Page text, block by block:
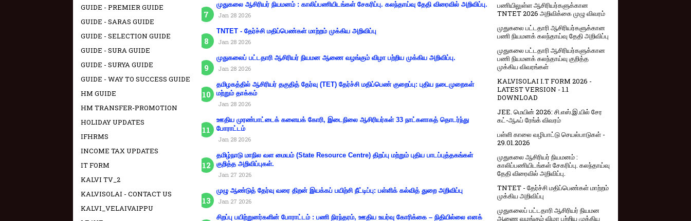
முதுகலை ஆசிரியர் நியமனம் : காலிப்பணியிடங்கள் சேகரிப்பு. கலந்தாய்வு தேதி விரைவில் அறிவிப்பு.
Jan 28 2026
TNTET - தேர்ச்சி மதிப்பெண்கள் மாற்றம் முக்கிய அறிவிப்பு
Jan 28 2026
முதுகலைப் பட்டதாரி ஆசிரியர் நியமன ஆணை வழங்கும் விழா பற்றிய முக்கிய அறிவிப்பு.
Jan 28 2026
தமிழகத்தில் ஆசிரியர் தகுதித் தேர்வு (TET) தேர்ச்சி மதிப்பெண் குறைப்பு: புதிய நடைமுறைகள்
மற்றும் தாக்கம்
Jan 28 2026
ஊதிய முரண்பாட்டைக் களையக் கோரி, இடைநிலை ஆசிரியர்கள் 33 நாட்களாகத் தொடர்ந்து
போராட்டம்
Jan 28 2026
தமிழ்நாடு மாநில வள மையம் (State Resource Centre) திறப்பு மற்றும் புதிய பாடப்புத்தகங்கள்
குறித்த அறிவிப்புகள்.
Jan 27 2026
முழு ஆண்டுத் தேர்வு வரை திறன் இயக்கப் பயிற்சி நீட்டிப்பு: பள்ளிக் கல்வித் துறை அறிவிப்பு
Jan 27 2026
சிறப்பு பயிற்றுனர்களின் போராட்டம் : பணி நிரந்தரம், ஊதிய உயர்வு கோரிக்கை – நிதியில்லை எனக்
GUIDE - PREMIER GUIDE
GUIDE - SARAS GUIDE
GUIDE - SELECTION GUIDE
GUIDE - SURA GUIDE
GUIDE - SURYA GUIDE
GUIDE - WAY TO SUCCESS GUIDE
HM GUIDE
HM TRANSFER-PROMOTION
HOLIDAY UPDATES
IFHRMS
INCOME TAX UPDATES
IT FORM
KALVI TV_2
KALVISOLAI - CONTACT US
KALVI_VELAIVAIPPU
பணியிலுள்ள ஆசிரியர்களுக்கான
TNTET 2026 அறிவிக்கை முழு விவரம்
முதுகலை பட்டதாரி ஆசிரியர்களுக்கான
பணி நியமனக் கலந்தாய்வு தேதி அறிவிப்பு
முதுகலை பட்டதாரி ஆசிரியர்களுக்கான
பணி நியமனக் கலந்தாய்வு குறித்த
முக்கிய விவரங்கள்
KALVISOLAI I.T FORM 2026 -
LATEST VERSION - 1.1
DOWNLOAD
JEE. மெயின் 2026: சி.எஸ்.இ.யில் சேர
கட்-ஆஃப் ரேங்க் விவரம்
பள்ளி காலை வழிபாட்டு செயல்பாடுகள் -
29.01.2026
முதுகலை ஆசிரியர் நியமனம் :
காலிப்பணியிடங்கள் சேகரிப்பு. கலந்தாய்வு
தேதி விரைவில் அறிவிப்பு.
TNTET - தேர்ச்சி மதிப்பெண்கள் மாற்றம்
முக்கிய அறிவிப்பு
முதுகலைப் பட்டதாரி ஆசிரியர் நியமன
ஆணை வழங்கும் விழா பற்றிய முக்கிய